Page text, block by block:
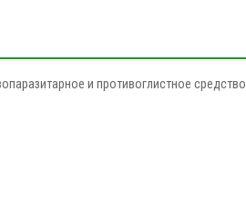
и противоглистное средство